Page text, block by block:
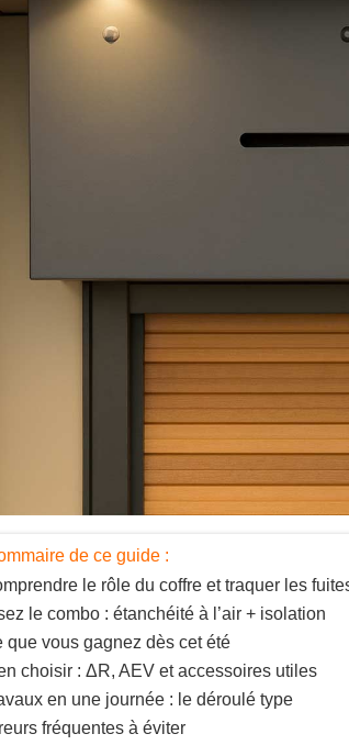
de ce guide :
le rôle du coffre et traquer les
le combo : étanchéité à l’air + isolation
que vous gagnez dès cet été
choisir : ΔR, AEV et accessoires utiles
en une journée : le déroulé type
fréquentes à éviter